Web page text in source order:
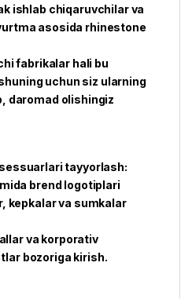
ishlab chiqaruvchilar va
asosida rhinestone
fabrikalar hali bu
uchun siz ularning
daromad olishingiz
tayyorlash:
brend logotiplari
kepkalar va sumkalar
va korporativ
bozoriga kirish.